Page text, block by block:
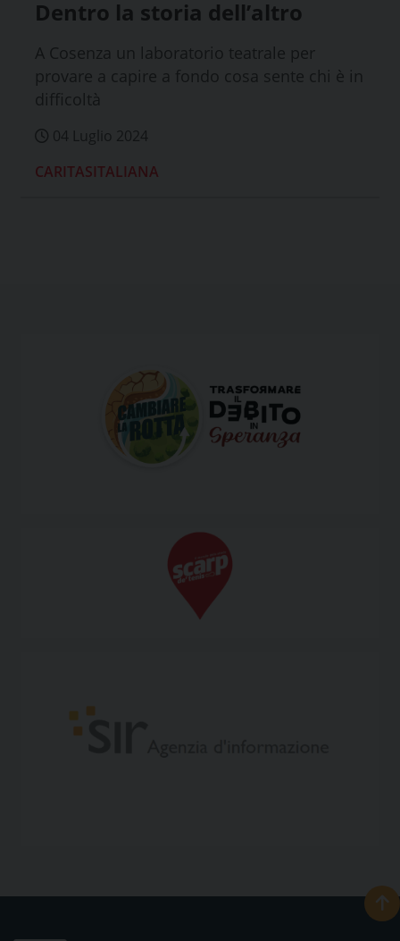
Dentro la storia dell’altro
A Cosenza un laboratorio teatrale per
provare a capire a fondo cosa sente chi è in
difficoltà
04 Luglio 2024
CARITASITALIANA